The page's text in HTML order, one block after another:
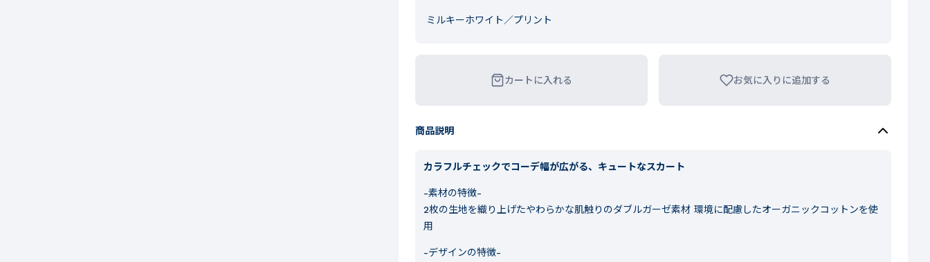
ミルキーホワイト／プリント
カートに入れる お気に入りに追加する
商品説明
カラフルチェックでコーデ幅が広がる、キュートなスカート
-素材の特徴-
2枚の生地を織り上げたやわらかな肌触りのダブルガーゼ素材 環境に配慮したオーガニックコットンを使
用
-デザインの特徴-